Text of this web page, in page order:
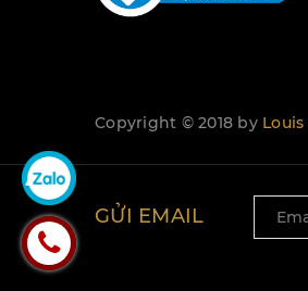
Copyright © 2018 by Louis
GỬI EMAIL